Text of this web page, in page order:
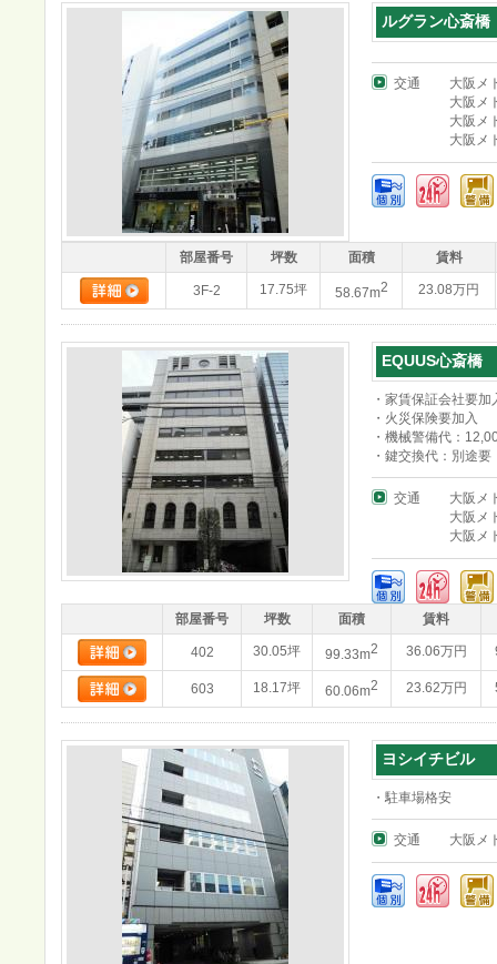
ルグラン心斎橋
交通
大阪メ
大阪メ
大阪メ
大阪メ
部屋番号 坪数 面積 賃料
3F-2 17.75坪 58.67m2 23.08万円
EQUUS心斎橋
・家賃保証会社要加
・火災保険要加入
・機械警備代：
・鍵交換代：別途要
交通
大阪メ
大阪メ
大阪メ
部屋番号 坪数 面積 賃料
402 30.05坪 99.33m2 36.06万円
603 18.17坪 60.06m2 23.62万円
ヨシイチビル
・駐車場格安
交通 大阪メ